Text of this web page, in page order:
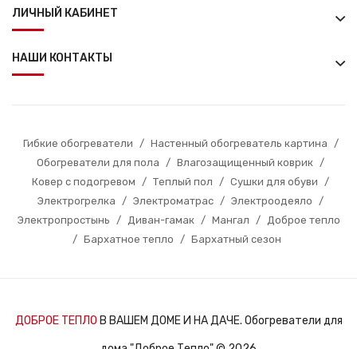
ЛИЧНЫЙ КАБИНЕТ
НАШИ КОНТАКТЫ
Гибкие обогреватели / Настенный обогреватель картина
/
Обогреватели для пола
/ Влагозащищенный коврик
/
Ковер с подогревом
/ Теплый пол / Сушки для обуви
/
Электрогрелка
/ Электроматрас / Электроодеяло
/
Электропростынь
/ Диван-гамак / Мангал /
Доброе тепло
/ Бархатное тепло / Бархатный сезон
ДОБРОЕ ТЕПЛО В ВАШЕМ ДОМЕ И НА ДАЧЕ. Обогреватели для